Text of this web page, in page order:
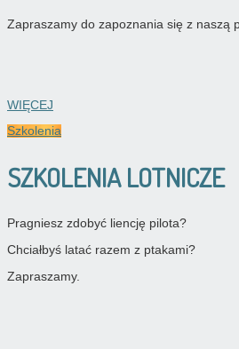
Zapraszamy do zapoznania się z naszą
WIĘCEJ
Szkolenia
SZKOLENIA LOTNICZE
Pragniesz zdobyć liencję pilota?
Chciałbyś latać razem z ptakami?
Zapraszamy.